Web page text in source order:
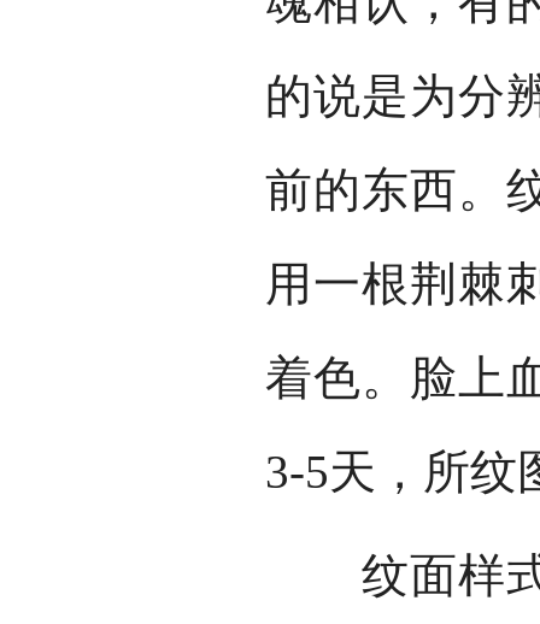
的说是为分
前的东西。
用一根荆棘
着色。脸上
3-5天，所纹
纹面样式